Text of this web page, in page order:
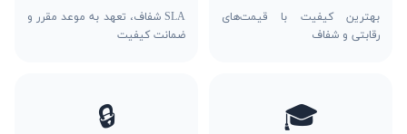
بهترین کیفیت با قیمت‌های
رقابتی و شفاف
SLA شفاف، تعهد به موعد مقرر و
ضمانت کیفیت
🎓
🔒